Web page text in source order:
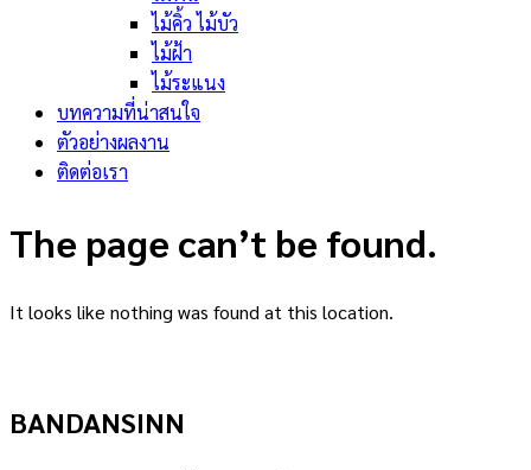
ไม้คิ้ว ไม้บัว
ไม้ฝ้า
ไม้ระแนง
บทความที่น่าสนใจ
ตัวอย่างผลงาน
ติดต่อเรา
The page can’t be found.
It looks like nothing was found at this location.
BANDANSINN